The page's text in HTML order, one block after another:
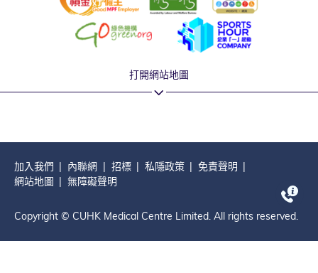
打開網站地圖
加入我們 內聯網 招標 私隱政策
免責聲明
網站地圖
無障礙聲明
Copyright © CUHK Medical Centre Limited. All rights reserved.